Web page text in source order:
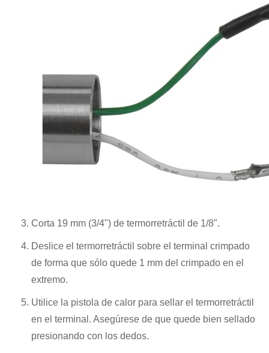
Corta 19 mm (3/4") de termorretráctil de 1/8".
Deslice el termorretráctil sobre el terminal crimpado
de forma que sólo quede 1 mm del crimpado en el
extremo.
Utilice la pistola de calor para sellar el termorretráctil
en el terminal. Asegúrese de que quede bien sellado
presionando con los dedos.